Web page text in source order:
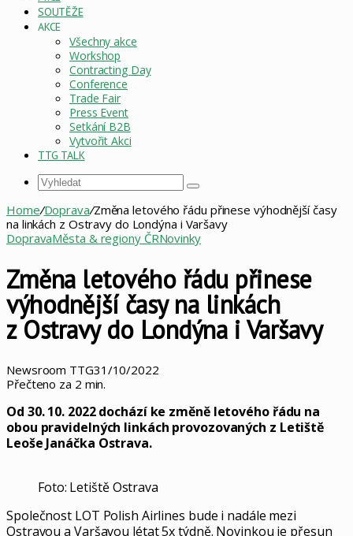
SOUTĚŽE
AKCE
Všechny akce
Workshop
Contracting Day
Conference
Trade Fair
Press Event
Setkání B2B
Vytvořit Akci
TTG TALK
Vyhledat
Home/Doprava/Změna letového řádu přinese výhodnější časy
na linkách z Ostravy do Londýna i Varšavy
DopravaMěsta & regiony ČRNovinky
Změna letového řádu přinese
výhodnější časy na linkách
z Ostravy do Londýna i Varšavy
Newsroom TTG31/10/2022
Přečteno za 2 min.
Od 30. 10. 2022 dochází ke změně letového řádu na
obou pravidelných linkách provozovaných z Letiště
Leoše Janáčka Ostrava.
Foto: Letiště Ostrava
Společnost LOT Polish Airlines bude i nadále mezi
Ostravou a Varšavou létat 5x týdně. Novinkou je přesun